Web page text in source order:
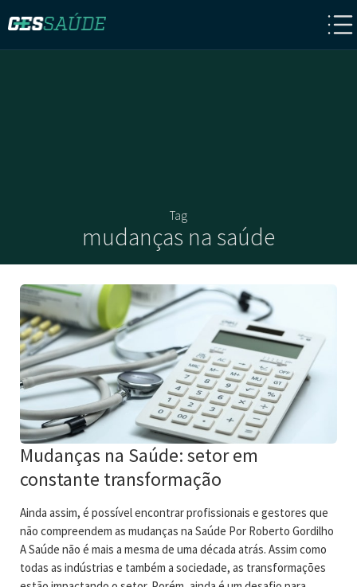
Tag
mudanças na saúde
Mudanças na Saúde: setor em
constante transformação
Ainda assim, é possível encontrar profissionais e gestores que
não compreendem as mudanças na Saúde Por Roberto Gordilho
A Saúde não é mais a mesma de uma década atrás. Assim como
todas as indústrias e também a sociedade, as transformações